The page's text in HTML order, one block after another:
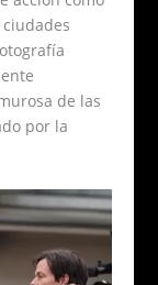
de las
por la